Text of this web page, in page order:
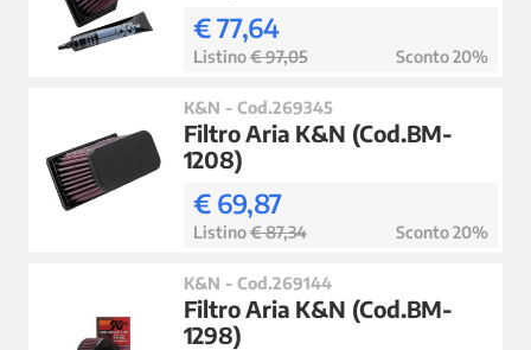
€ 77,64
Listino€ 97,05 Sconto 20%
K&N - Cod.269345
Filtro Aria K&N (Cod.BM-
1208)
€ 69,87
Listino€ 87,34 Sconto 20%
K&N - Cod.269144
Filtro Aria K&N (Cod.BM-
1298)